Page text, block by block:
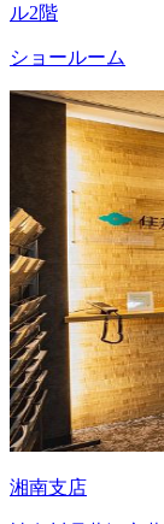
ル2階
ショールーム
湘南支店